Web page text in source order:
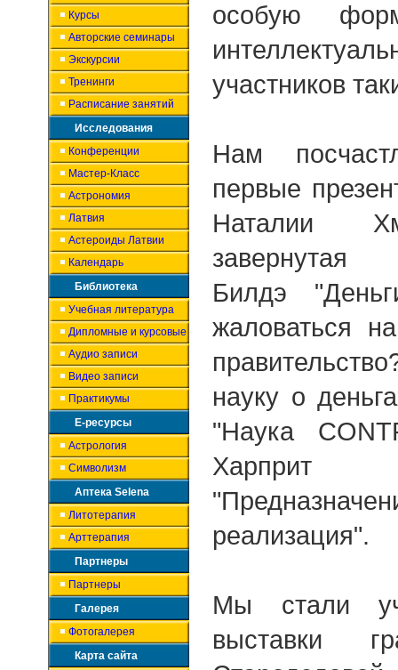
Курсы
Авторские семинары
Экскурсии
Тренинги
Расписание занятий
Исследования
Конференции
Мастер-Класс
Астрономия
Латвия
Астероиды Латвии
Календарь
Библиотека
Учебная литература
Дипломные и курсовые
Аудио записи
Видео записи
Практикумы
Е-ресурсы
Астрология
Символизм
Аптека Selena
Литотерапия
Арттерапия
Партнеры
Партнеры
Галерея
Фотогалерея
Карта сайта
особую
участников
Нам
первые
Наталии
Билдэ
жаловаться
науку о
"Наука
реализация".
Мы стали
выставки